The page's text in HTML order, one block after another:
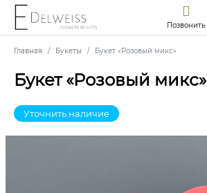
Позвонить
Главная Букеты Букет «Розовый микс»
Букет «Розовый микс»
Уточнить наличие